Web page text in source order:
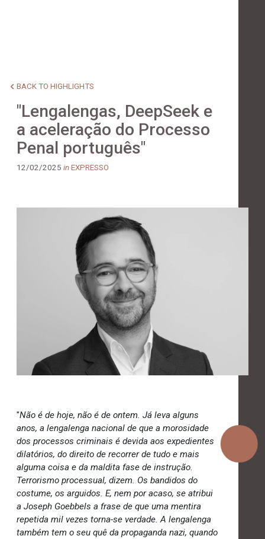
BACK TO HIGHLIGHTS
"Lengalengas, DeepSeek e
a aceleração do Processo
Penal português"
12/02/2025 inEXPRESSO
"Não é de hoje, não é de ontem. Já leva alguns
anos, a lengalenga nacional de que a morosidade
dos processos criminais é devida aos expedientes
dilatórios, do direito de recorrer de tudo e mais
alguma coisa e da maldita fase de instrução.
Terrorismo processual, dizem. Os bandidos do
costume, os arguidos. E, nem por acaso, se atribui
a Joseph Goebbels a frase de que uma mentira
repetida mil vezes torna-se verdade. A lengalenga
também tem o seu quê da propaganda nazi, quando